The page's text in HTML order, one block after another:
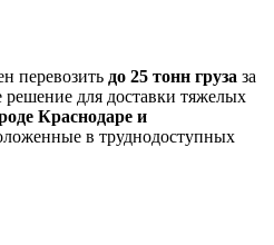
перевозить до 25 тонн груза за
для доставки тяжелых
Краснодаре и
в труднодоступных